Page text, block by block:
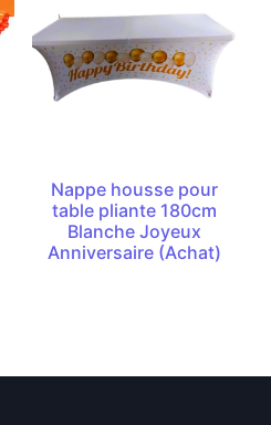
Nappe housse pour
table pliante 180cm
Blanche Joyeux
Anniversaire (Achat)